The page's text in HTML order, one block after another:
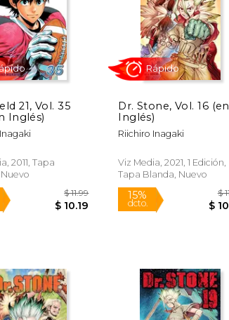
$ 9.88
15%
dcto.
21, Vol. 35
Inglés)
2011, Tapa
Rápido
Dr. Stone, Vol. 16 (en
Inglés)
Riichiro Inagaki
Viz Media, 2021, 1 Edición,
Tapa Blanda, Nuevo